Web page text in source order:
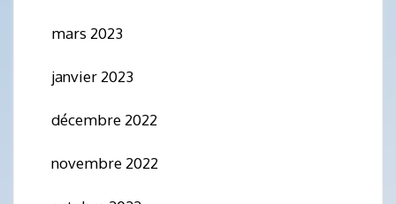
mars 2023
janvier 2023
décembre 2022
novembre 2022